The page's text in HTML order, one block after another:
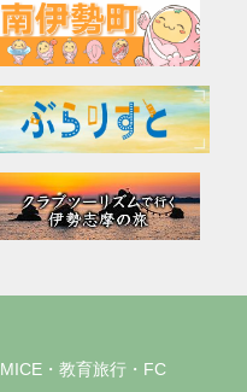
MICE・教育旅行・FC